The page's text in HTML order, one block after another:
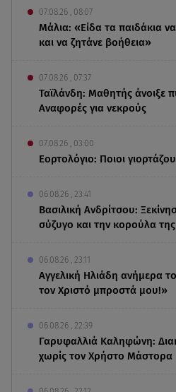
07.08.26 , 08:07
Μάλια: «Είδα τα παιδάκια
και να ζητάνε βοήθεια»
07.08.26 , 07:37
Ταϊλάνδη: Μαθητής άνοιξε
Αναφορές για νεκρούς
07.08.26 , 03:00
Εορτολόγιο: Ποιοι
06.08.26 , 23:41
Βασιλική Ανδρίτσου:
σύζυγο και την κορούλα της
06.08.26 , 23:11
Αγγελική Ηλιάδη ανήμερα
τον Χριστό μπροστά μου!»
06.08.26 , 22:39
Γαρυφαλλιά Καληφώνη:
χωρίς τον Χρήστο Μάστορα